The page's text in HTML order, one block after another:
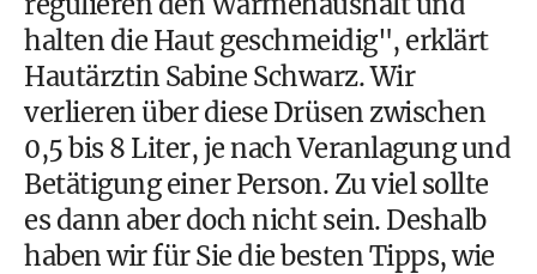
halten die Haut geschmeidig", erklärt
Hautärztin Sabine Schwarz. Wir
verlieren über diese Drüsen zwischen
0,5 bis 8 Liter, je nach Veranlagung und
Betätigung einer Person. Zu viel sollte
es dann aber doch nicht sein. Deshalb
haben wir für Sie die besten Tipps, wie